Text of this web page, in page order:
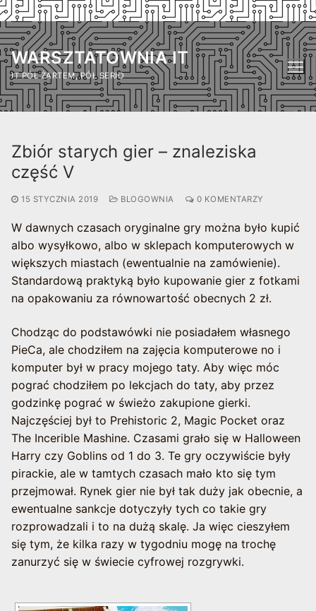
Przejdź
do
treści
WARSZTATOWNIA IT
IT PÓŁ ŻARTEM, PÓŁ SERIO
Zbiór starych gier – znaleziska
część V
15 STYCZNIA 2019 BLOGOWNIA 0 KOMENTARZY
W dawnych czasach oryginalne gry można było kupić
albo wysyłkowo, albo w sklepach komputerowych w
większych miastach (ewentualnie na zamówienie).
Standardową praktyką było kupowanie gier z fotkami
na opakowaniu za równowartość obecnych 2 zł.
Chodząc do podstawówki nie posiadałem własnego
PieCa, ale chodziłem na zajęcia komputerowe no i
komputer był w pracy mojego taty. Aby więc móc
pograć chodziłem po lekcjach do taty, aby przez
godzinkę pograć w świeżo zakupione gierki.
Najczęściej był to Prehistoric 2, Magic Pocket oraz
The Incerible Mashine. Czasami grało się w Halloween
Harry czy Goblins od 1 do 3. Te gry oczywiście były
pirackie, ale w tamtych czasach mało kto się tym
przejmował. Rynek gier nie był tak duży jak obecnie, a
ewentualne sankcje dotyczyły tych co takie gry
rozprowadzali i to na dużą skalę. Ja więc cieszyłem
się tym, że kilka razy w tygodniu mogę na trochę
zanurzyć się w świecie cyfrowej rozgrywki.